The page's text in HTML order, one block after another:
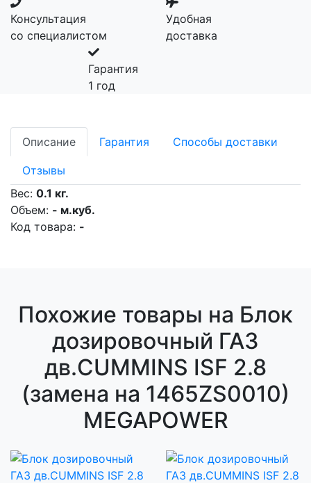
Консультация
со специалистом
Удобная
доставка
Гарантия
1 год
Описание Гарантия Способы доставки
Отзывы
Вес: 0.1 кг.
Объем: - м.куб.
Код товара: -
Похожие товары на Блок
дозировочный ГАЗ
дв.CUMMINS ISF 2.8
(замена на 1465ZS0010)
MEGAPOWER